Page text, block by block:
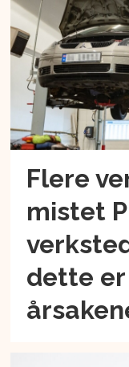
Flere
mistet
dette